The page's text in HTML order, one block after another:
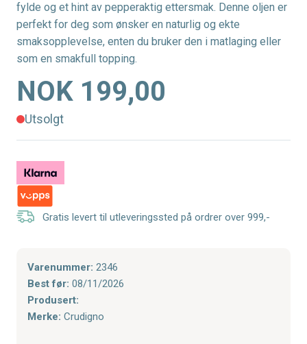
fylde og et hint av pepperaktig ettersmak. Denne oljen er
perfekt for deg som ønsker en naturlig og ekte
smaksopplevelse, enten du bruker den i matlaging eller
som en smakfull topping.
NOK 199,00
Utsolgt
Gratis levert til utleveringssted på ordrer over 999,-
Varenummer: 2346
Best før: 08/11/2026
Produsert:
Merke: Crudigno